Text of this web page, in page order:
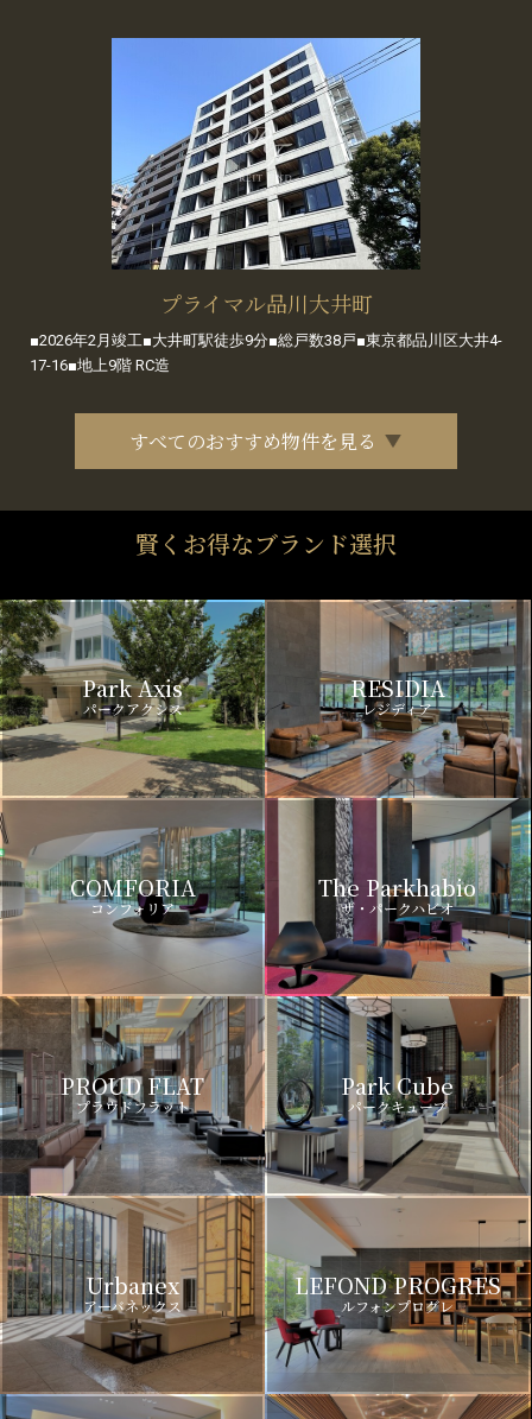
プライマル品川大井町
■2026年2月竣工■大井町駅徒歩9分■総戸数38戸■東京都品川区大井4-
17-16■地上9階 RC造
すべてのおすすめ物件を見る
賢くお得なブランド選択
Park Axis
パークアクシス
RESIDIA
レジディア
COMFORIA
コンフォリア
The Parkhabio
ザ・パークハビオ
PROUD FLAT
プラウドフラット
Park Cube
パークキューブ
Urbanex
アーバネックス
LEFOND PROGRES
ルフォンプログレ